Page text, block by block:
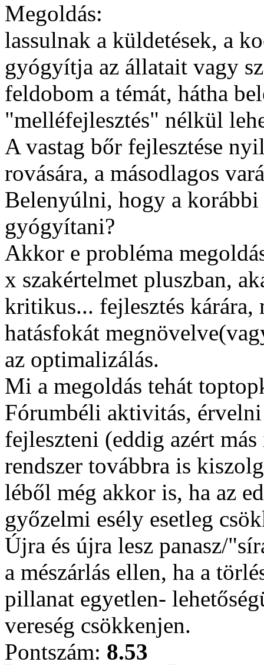
Megoldás:
lassulnak a küldetések, a
gyógyítja az állatait vagy
feldobom a témát, hátha
"melléfejlesztés" nélkül
A vastag bőr fejlesztése
rovására, a másodlagos
Belenyúlni, hogy a
gyógyítani?
Akkor e probléma
x szakértelmet pluszban,
kritikus... fejlesztés kárára,
hatásfokát
az optimalizálás.
Mi a megoldás tehát
Fórumbéli aktivitás,
fejleszteni (eddig azért
rendszer továbbra is
léből még akkor is, ha az
győzelmi esély esetleg
Újra és újra lesz panasz/
a mészárlás ellen, ha a
pillanat egyetlen-
vereség csökkenjen.
Pontszám: 8.53